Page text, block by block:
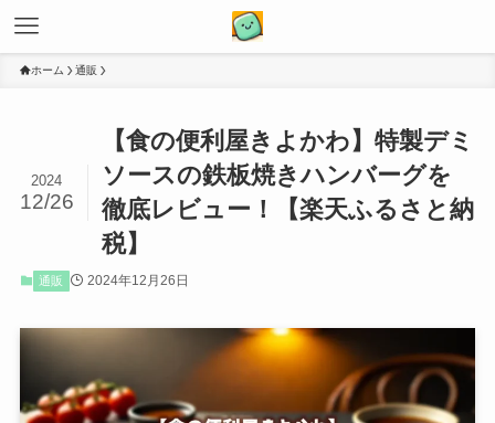
ホーム 通販
【食の便利屋きよかわ】特製デミ
ソースの鉄板焼きハンバーグを
徹底レビュー！【楽天ふるさと納
税】
2024
12/26
通販 2024年12月26日